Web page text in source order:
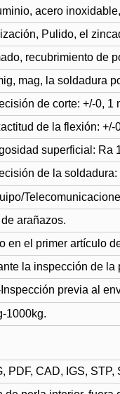
acero
Pulido, el
recubrimiento de
mag, la soldadura
de corte: +/-0, 1
de la flexión: +/-
superficial: Ra
de la soldadura:
de arañazos.
en el primer artículo
la inspección de
previa al
1000kg.
PDF, CAD, IGS,